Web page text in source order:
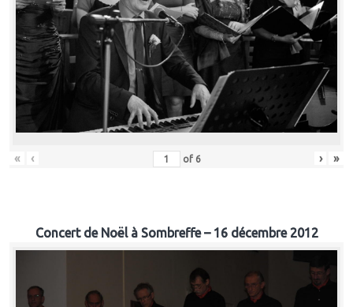
« ‹ of 6 › »
Concert de Noël à Sombreffe – 16 décembre 2012